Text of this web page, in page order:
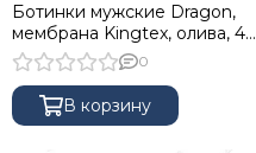
Ботинки мужские Dragon,
мембрана Kingtex, олива, 42
NISUS
0
В корзину